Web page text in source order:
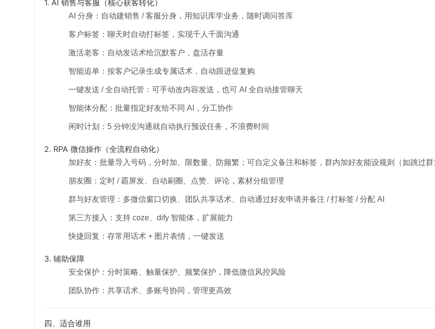
1. AI 销售与客服（核心获客转化）
AI 分身：自动建销售 / 客服分身，用知识库学业务，随时调问答库
客户标签：聊天时自动打标签，实现千人千面沟通
激活老客：自动发话术给沉默客户，盘活存量
智能追单：按客户记录生成专属话术，自动跟进促复购
一键发送 / 全自动托管：可手动改内容发送，也可 AI 全自动接管聊天
智能体分配：批量指定好友给不同 AI，分工协作
闲时计划：5 分钟没沟通就自动执行预设任务，不浪费时间
2. RPA 微信操作（全流程自动化）
加好友：批量导入号码，分时加、限数量、防频繁；可自定义备注和标签，群内加好友能设规则（如跳过群
朋友圈：定时 / 霸屏发、自动刷圈、点赞、评论，素材分组管理
群与好友管理：多微信窗口切换、团队共享话术、自动通过好友申请并备注 / 打标签 / 分配 AI
第三方接入：支持 coze、dify 智能体，扩展能力
快捷回复：存常用话术 + 图片表情，一键发送
3. 辅助保障
安全保护：分时策略、触量保护、频繁保护，降低微信风控风险
团队协作：共享话术、多账号协同，管理更高效
四、适合谁用